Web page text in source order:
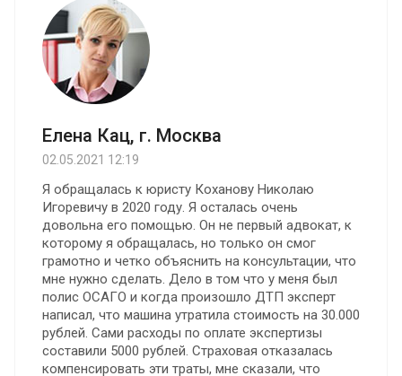
Елена Кац, г. Москва
02.05.2021 12:19
Я обращалась к юристу Коханову Николаю
Игоревичу в 2020 году. Я осталась очень
довольна его помощью. Oн не первый адвокат, к
которому я обращалась, но только он смог
грамотно и четко объяснить на консультации, что
мне нужно сделать. Дело в том что у меня был
полис ОСАГО и когда произошло ДТП эксперт
написал, что машина утратила стоимость на 30.000
рублей. Сами расходы по оплате экспертизы
составили 5000 рублей. Страховая отказалась
компенсировать эти траты, мне сказали, что